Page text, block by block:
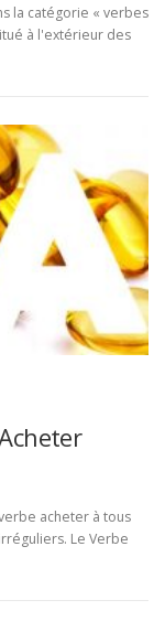
la catégorie « verbes
à l'extérieur des
acheter à tous
Le Verbe